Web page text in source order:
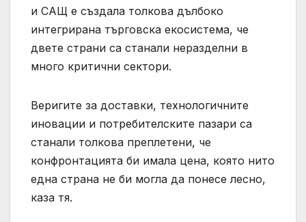
и САЩ е създала толкова дълбоко
интегрирана търговска екосистема, че
двете страни са станали неразделни в
много критични сектори.
Веригите за доставки, технологичните
иновации и потребителските пазари са
станали толкова преплетени, че
конфронтацията би имала цена, която нито
една страна не би могла да понесе лесно,
каза тя.